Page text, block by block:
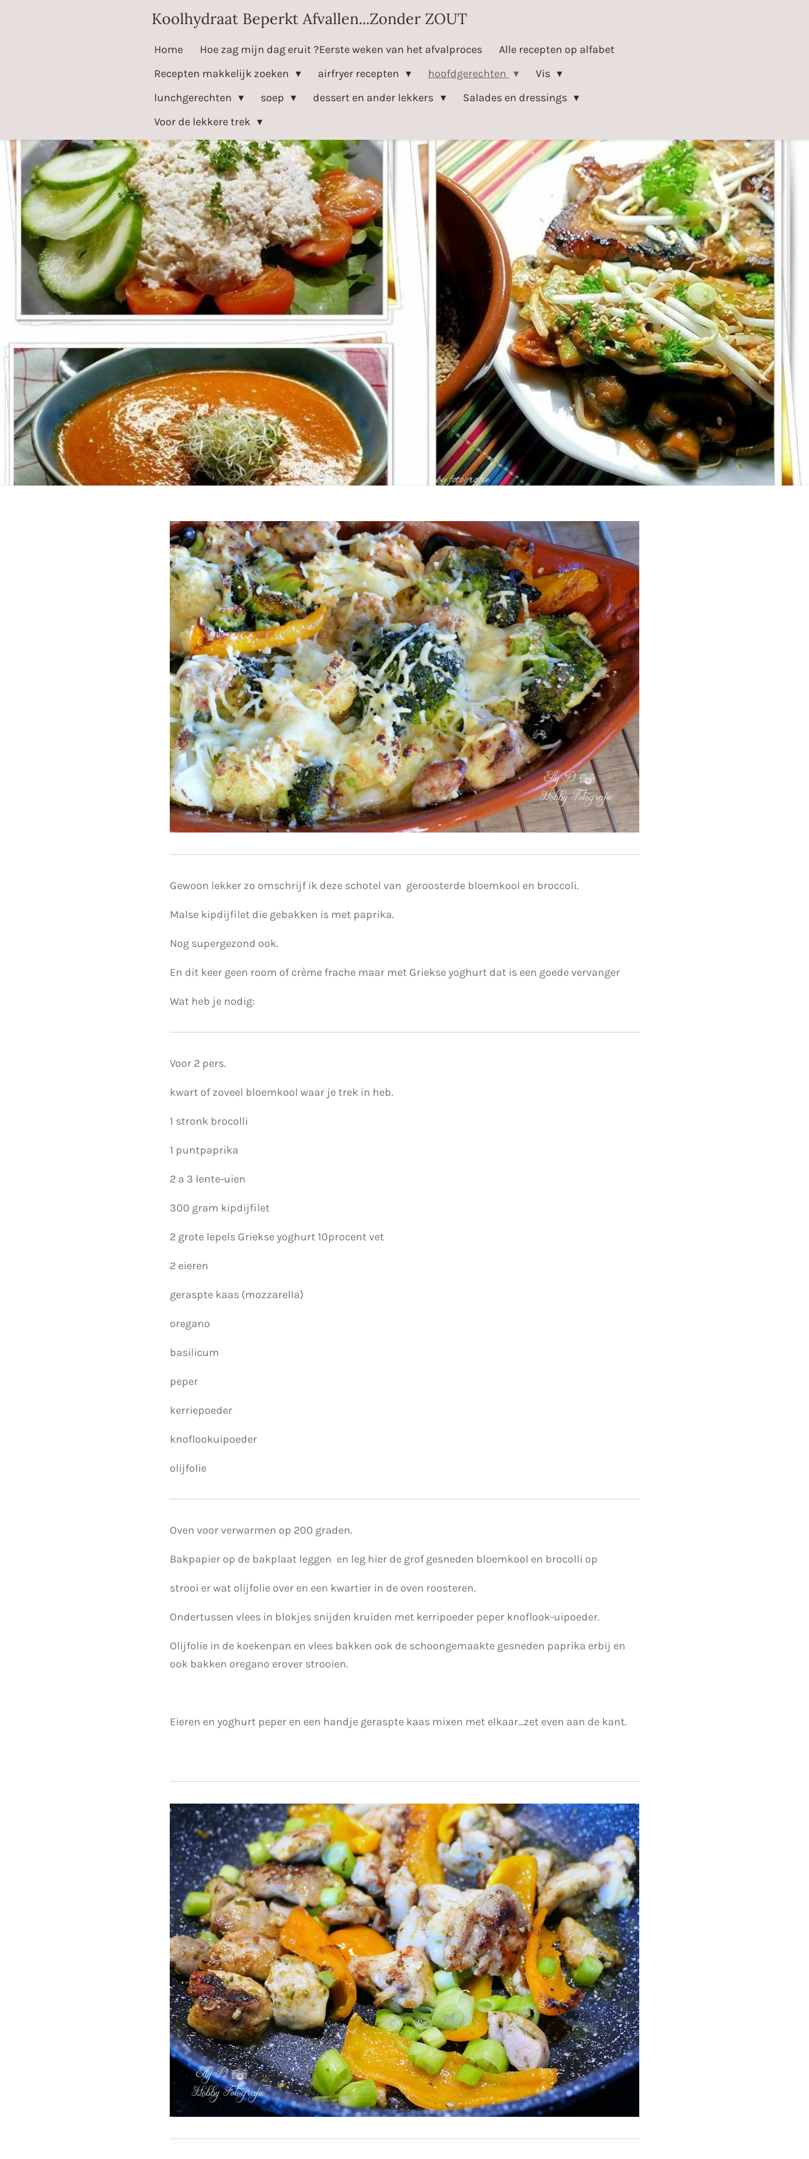
Koolhydraat Beperkt Afvallen...Zonder ZOUT
Home Hoe zag mijn dag eruit ?Eerste weken van het afvalproces
Alle recepten op alfabet
Recepten makkelijk zoeken
airfryer recepten hoofdgerechten
Vis
lunchgerechten
soep dessert en ander lekkers
Salades en dressings
Voor de lekkere trek
Gewoon lekker zo omschrijf ik deze schotel van geroosterde bloemkool en broccoli.
Malse kipdijfilet die gebakken is met paprika.
Nog supergezond ook.
En dit keer geen room of crème frache maar met Griekse yoghurt dat is een goede vervanger
Wat heb je nodig:
Voor 2 pers.
kwart of zoveel bloemkool waar je trek in heb.
1 stronk brocolli
1 puntpaprika
2 a 3 lente-uien
300 gram kipdijfilet
2 grote lepels Griekse yoghurt 10procent vet
2 eieren
geraspte kaas (mozzarella)
oregano
basilicum
peper
kerriepoeder
knoflookuipoeder
olijfolie
Oven voor verwarmen op 200 graden.
Bakpapier op de bakplaat leggen en leg hier de grof gesneden bloemkool en brocolli op
strooi er wat olijfolie over en een kwartier in de oven roosteren.
Ondertussen vlees in blokjes snijden kruiden met kerripoeder peper knoflook-uipoeder.
Olijfolie in de koekenpan en vlees bakken ook de schoongemaakte gesneden paprika erbij en
ook bakken oregano erover strooien.
Eieren en yoghurt peper en een handje geraspte kaas mixen met elkaar...zet even aan de kant.